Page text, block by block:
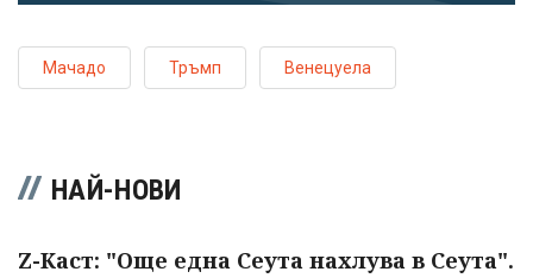
Мачадо Тръмп Венецуела
НАЙ-НОВИ
Z-Каст: "Още една Сеута нахлува в Сеута".